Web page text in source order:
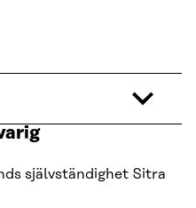
självständighet Sitra